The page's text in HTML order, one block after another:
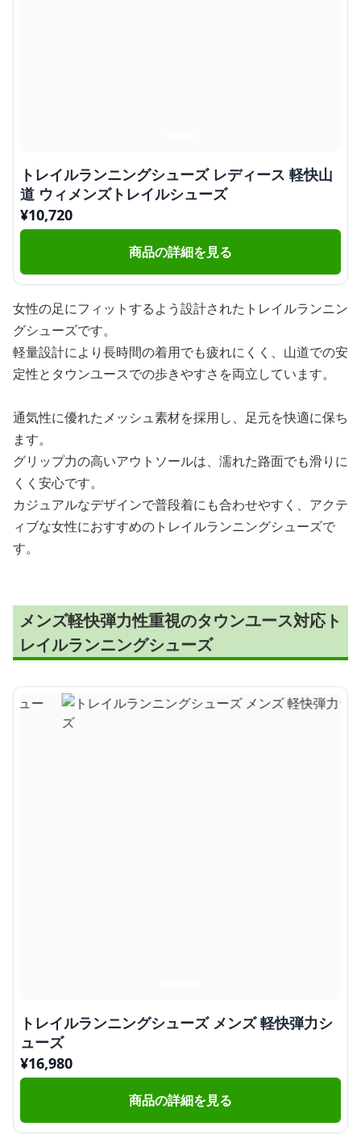
トレイルランニングシューズ レディース 軽快山
道 ウィメンズトレイルシューズ
¥10,720
商品の詳細を見る
女性の足にフィットするよう設計されたトレイルランニン
グシューズです。
軽量設計により長時間の着用でも疲れにくく、山道での安
定性とタウンユースでの歩きやすさを両立しています。
通気性に優れたメッシュ素材を採用し、足元を快適に保ち
ます。
グリップ力の高いアウトソールは、濡れた路面でも滑りに
くく安心です。
カジュアルなデザインで普段着にも合わせやすく、アクテ
ィブな女性におすすめのトレイルランニングシューズで
す。
メンズ軽快弾力性重視のタウンユース対応ト
レイルランニングシューズ
トレイルランニングシューズ メンズ 軽快弾力シ
ューズ
¥16,980
商品の詳細を見る